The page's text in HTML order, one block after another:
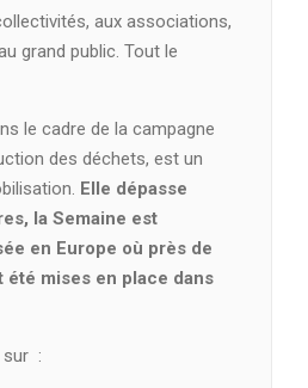
aux associations,
grand public. Tout le
le cadre de la campagne
des déchets, est un
Elle dépasse
la Semaine est
en Europe où près de
été mises en place dans
sur :